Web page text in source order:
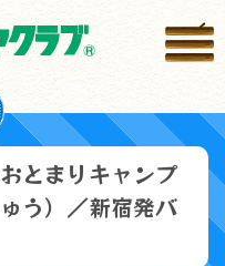
とまりキャンプ
う）／新宿発バ